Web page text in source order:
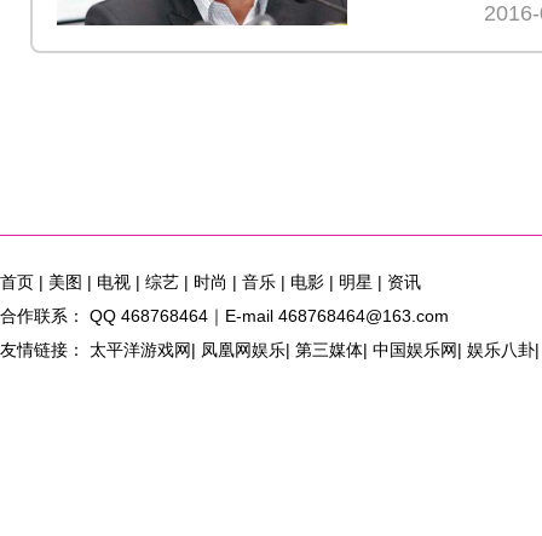
首页 | 美图 | 电视 | 综艺 | 时尚 | 音乐 | 电影 | 明星 | 资讯
合作联系： QQ 468768464｜E-mail 468768464@163.com
友情链接： 太平洋游戏网| 凤凰网娱乐| 第三媒体| 中国娱乐网| 娱乐八